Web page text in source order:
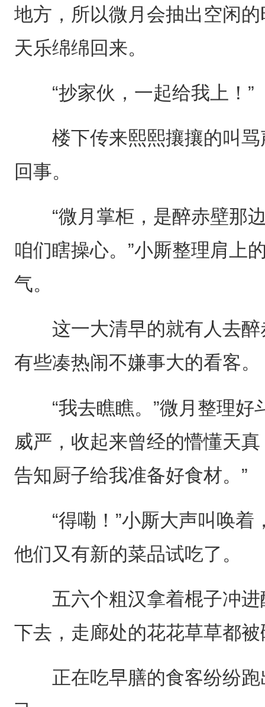
地方，所以微月会抽出空闲
天乐绵绵回来。
“抄家伙，一起给我上！”
楼下传来熙熙攘攘的叫骂
回事。
“微月掌柜，是醉赤壁那边
咱们瞎操心。”小厮整理肩上
气。
这一大清早的就有人去醉
有些凑热闹不嫌事大的看客。
“我去瞧瞧。”微月整理好
威严，收起来曾经的懵懂天
告知厨子给我准备好食材。”
“得嘞！”小厮大声叫唤着
他们又有新的菜品试吃了。
五六个粗汉拿着棍子冲进
下去，走廊处的花花草草都
正在吃早膳的食客纷纷跑